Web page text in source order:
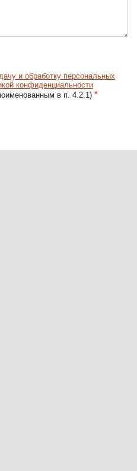
и обработку персональных
конфиденциальности
в п. 4.2.1) *